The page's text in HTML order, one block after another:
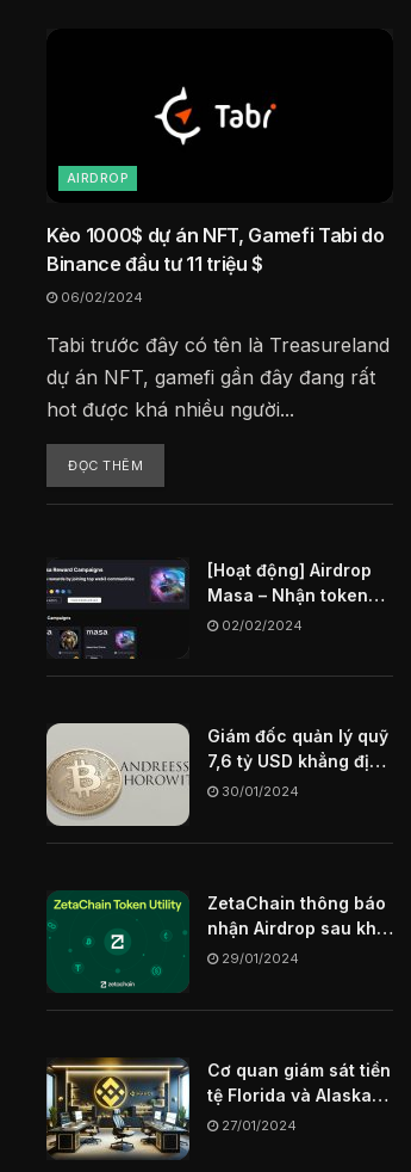
AIRDROP
Kèo 1000$ dự án NFT, Gamefi Tabi do
Binance đầu tư 11 triệu $
06/02/2024
Tabi trước đây có tên là Treasureland
dự án NFT, gamefi gần đây đang rất
hot được khá nhiều người...
ĐỌC THÊM
[Hoạt động] Airdrop
Masa – Nhận token
MASA miễn phí
02/02/2024
Giám đốc quản lý quỹ
7,6 tỷ USD khẳng định
Blockchain sẽ là chìa
30/01/2024
ZetaChain thông báo
nhận Airdrop sau khi
mainnet ngày
29/01/2024
Cơ quan giám sát tiền
tệ Florida và Alaska
hạn chế sàn giao dịch
27/01/2024